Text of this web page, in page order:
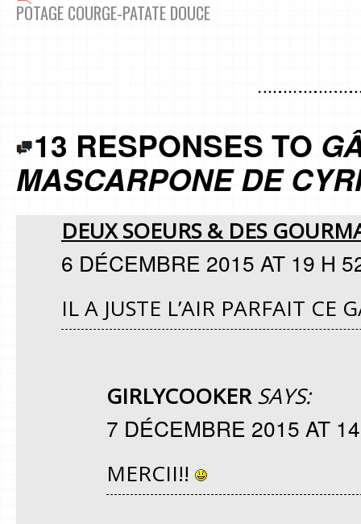
POTAGE COURGE-PATATE DOUCE
13 RESPONSES TO
MASCARPONE DE
DEUX SOEURS & DES
6 DÉCEMBRE 2015 AT 19 H
IL A JUSTE L’AIR PARFAIT CE
GIRLYCOOKER SAYS:
7 DÉCEMBRE 2015 AT
MERCII!!